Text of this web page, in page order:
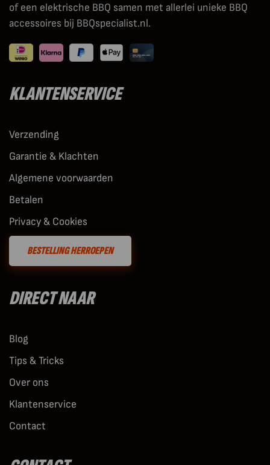
of een elektrische BBQ samen met allerlei unieke BBQ
accessoires bij BBQspecialist.nl.
KLANTENSERVICE
Verzending
Garantie & Klachten
Algemene voorwaarden
Betalen
Privacy & Cookies
BESTELLING HERROEPEN
DIRECT NAAR
Blog
Tips & Tricks
Over ons
Klantenservice
Contact